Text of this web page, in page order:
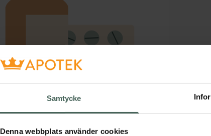
Samtycke
Denna webbplats använder cookies